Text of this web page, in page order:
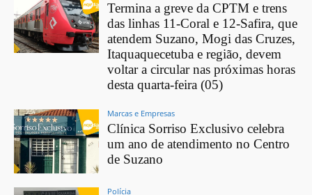
Termina a greve da CPTM e trens
das linhas 11-Coral e 12-Safira, que
atendem Suzano, Mogi das Cruzes,
Itaquaquecetuba e região, devem
voltar a circular nas próximas horas
desta quarta-feira (05)
Marcas e Empresas
Clínica Sorriso Exclusivo celebra
um ano de atendimento no Centro
de Suzano
Polícia